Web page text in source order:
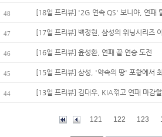
48 [18일 프리뷰] '2G 연속 QS' 보니야, 연패
47 [17일 프리뷰] 백정현, 삼성의 위닝시리즈
46 [16일 프리뷰] 윤성환, 연패 끝 연승 도전
45 [15일 프리뷰] 삼성, '약속의 땅' 포항에서
44 [13일 프리뷰] 김대우, KIA꺾고 연패 마감
121 122 123